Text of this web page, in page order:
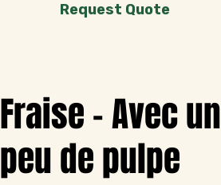
Fraise - Avec un
peu de pulpe
Request Quote